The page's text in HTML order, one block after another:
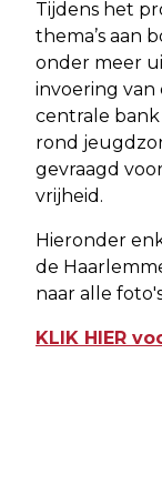
Tijdens het
thema’s aan
onder meer
invoering
centrale bank
rond
gevraagd
vrijheid.
Hieronder
de
naar alle
KLIK HIER